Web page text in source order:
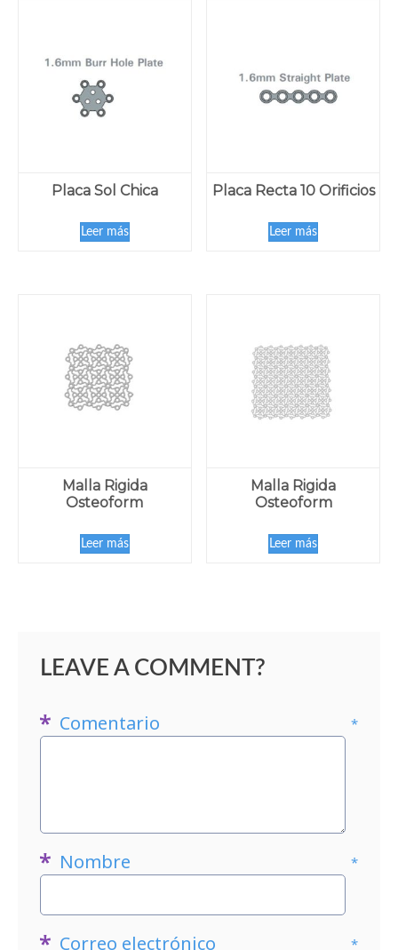
Placa Sol Chica
Leer más
Placa Recta 10 Orificios
Leer más
Malla Rigida
Osteoform
Leer más
Malla Rigida
Osteoform
Leer más
LEAVE A COMMENT?
Comentario *
Nombre *
Correo electrónico *